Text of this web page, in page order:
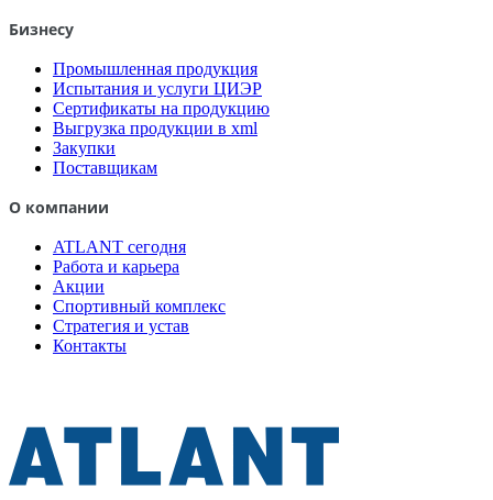
Бизнесу
Промышленная продукция
Испытания и услуги ЦИЭР
Сертификаты на продукцию
Выгрузка продукции в xml
Закупки
Поставщикам
О компании
ATLANT сегодня
Работа и карьера
Акции
Спортивный комплекс
Стратегия и устав
Контакты